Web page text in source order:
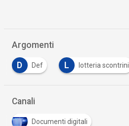
Argomenti
D Def L lotteria scontrini
Canali
Documenti digitali